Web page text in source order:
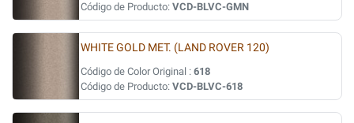
Código de Producto: VCD-BLVC-GMN
WHITE GOLD MET. (LAND ROVER 120)
Código de Color Original : 618
Código de Producto: VCD-BLVC-618